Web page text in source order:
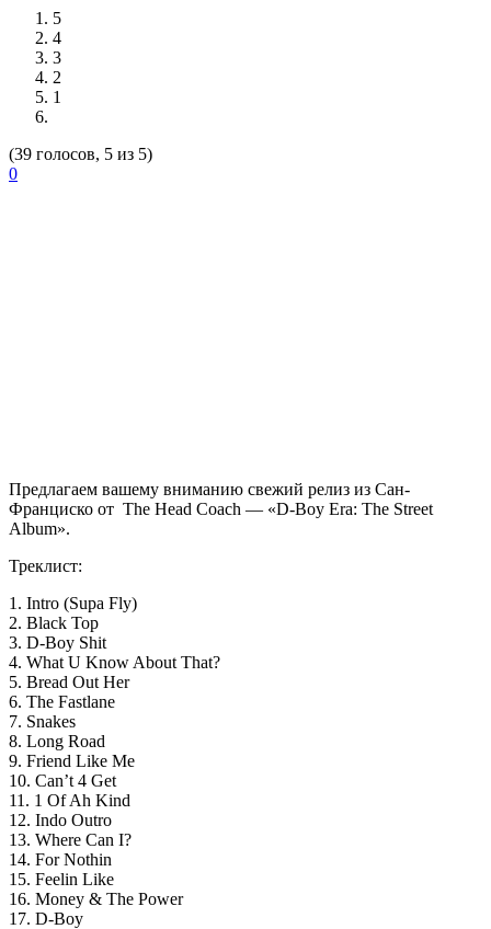
5
4
3
2
1
(39 голосов, 5 из 5)
0
Предлагаем вашему вниманию свежий релиз из Сан-
Франциско от The Head Coach — «D-Boy Era: The Street
Album».
Треклист:
1. Intro (Supa Fly)
2. Black Top
3. D-Boy Shit
4. What U Know About That?
5. Bread Out Her
6. The Fastlane
7. Snakes
8. Long Road
9. Friend Like Me
10. Can’t 4 Get
11. 1 Of Ah Kind
12. Indo Outro
13. Where Can I?
14. For Nothin
15. Feelin Like
16. Money & The Power
17. D-Boy